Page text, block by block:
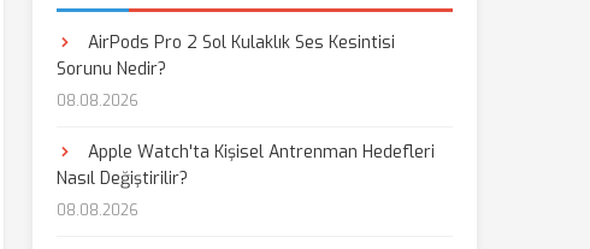
AirPods Pro 2 Sol Kulaklık Ses Kesintisi
Sorunu Nedir?
08.08.2026
Apple Watch'ta Kişisel Antrenman Hedefleri
Nasıl Değiştirilir?
08.08.2026